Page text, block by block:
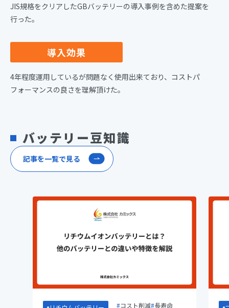
JIS規格をクリアしたGBバッテリーの導入事例を含めた提案を
行った。
導入効果
4年程度運用しているが問題なく使用出来ており、コストパ
フォーマンスの良さを理解頂けた。
バッテリー豆知識
記事を一覧で見る
コスト削減 長寿命